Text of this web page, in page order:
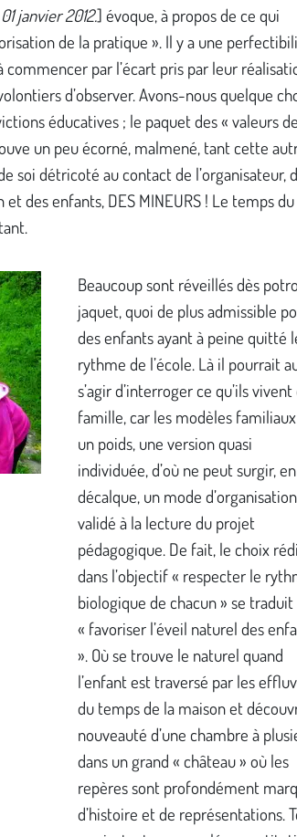
janvier 2012.] évoque, à propos de ce qui
de la pratique ». Il y a une
commencer par l’écart pris par leur
d’observer. Avons-nous quelque
éducatives ; le paquet des « valeurs
un peu écorné, malmené, tant cette
soi détricoté au contact de l’organisateur,
et des enfants, DES MINEURS ! Le temps du
Beaucoup sont réveillés dès
jaquet, quoi de plus admissible
des enfants ayant à peine quitté
rythme de l’école. Là il pourrait
s’agir d’interroger ce qu’ils vivent
famille, car les modèles
un poids, une version quasi
individuée, d’où ne peut surgir, en
décalque, un mode d’organisation
validé à la lecture du projet
pédagogique. De fait, le choix
dans l’objectif « respecter le
biologique de chacun » se traduit
« favoriser l’éveil naturel des
». Où se trouve le naturel quand
l’enfant est traversé par les
du temps de la maison et
nouveauté d’une chambre à
dans un grand « château » où les
repères sont profondément
d’histoire et de représentations.